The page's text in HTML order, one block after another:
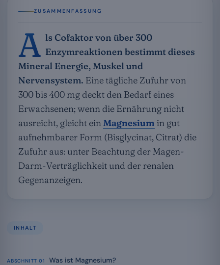
ZUSAMMENFASSUNG
A ls Cofaktor von über 300
Enzymreaktionen bestimmt dieses
Mineral Energie, Muskel und
Nervensystem. Eine tägliche Zufuhr von
300 bis 400 mg deckt den Bedarf eines
Erwachsenen; wenn die Ernährung nicht
ausreicht, gleicht einMagnesium in gut
aufnehmbarer Form (Bisglycinat, Citrat) die
Zufuhr aus: unter Beachtung der Magen-
Darm-Verträglichkeit und der renalen
Gegenanzeigen.
INHALT
ABSCHNITT 01 Was ist Magnesium?